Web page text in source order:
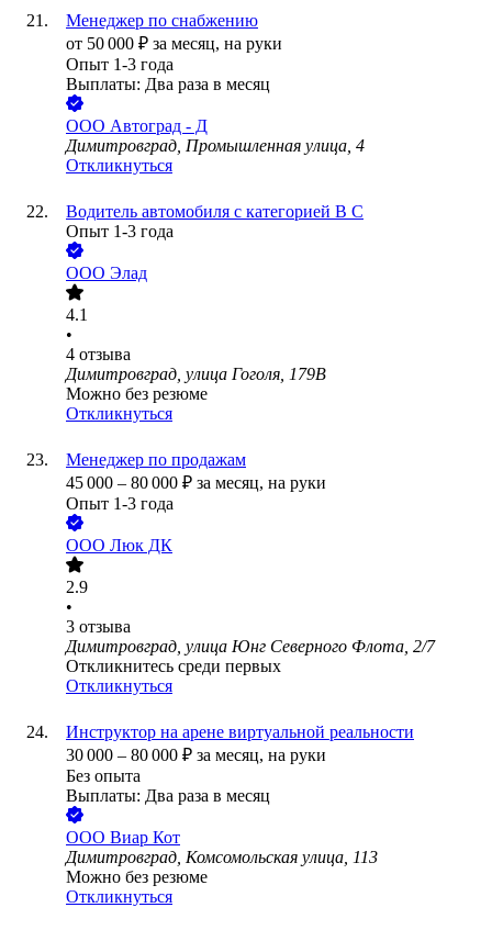
Менеджер по снабжению
от 50 000 ₽ за месяц, на руки
Опыт 1-3 года
Выплаты: Два раза в месяц
ООО Автоград - Д
Димитровград, Промышленная улица, 4
Откликнуться
Водитель автомобиля с категорией В С
Опыт 1-3 года
ООО Элад
4.1
•
4 отзыва
Димитровград, улица Гоголя, 179В
Можно без резюме
Откликнуться
Менеджер по продажам
45 000 – 80 000 ₽ за месяц, на руки
Опыт 1-3 года
ООО Люк ДК
2.9
•
3 отзыва
Димитровград, улица Юнг Северного Флота, 2/7
Откликнитесь среди первых
Откликнуться
Инструктор на арене виртуальной реальности
30 000 – 80 000 ₽ за месяц, на руки
Без опыта
Выплаты: Два раза в месяц
ООО Виар Кот
Димитровград, Комсомольская улица, 113
Можно без резюме
Откликнуться